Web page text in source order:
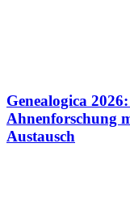
Genealogica
Ahnenforschung
Austausch